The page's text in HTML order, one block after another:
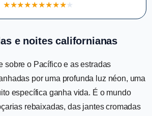
★★★★★★★★★★
e noites californianas
sobre o Pacífico e as estradas
por uma profunda luz néon, uma
específica ganha vida. É o mundo
rebaixadas, das jantes cromadas